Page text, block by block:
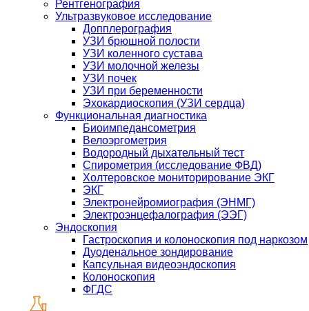
Рентгенография
Ультразвуковое исследование
Допплерография
УЗИ брюшной полости
УЗИ коленного сустава
УЗИ молочной железы
УЗИ почек
УЗИ при беременности
Эхокардиоскопия (УЗИ сердца)
Функциональная диагностика
Биоимпедансометрия
Велоэргометрия
Водородный дыхательный тест
Спирометрия (исследование ФВД)
Холтеровское мониторирование ЭКГ
ЭКГ
Электронейромиография (ЭНМГ)
Электроэнцефалография (ЭЭГ)
Эндоскопия
Гастроскопия и колоноскопия под наркозом
Дуоденальное зондирование
Капсульная видеоэндоскопия
Колоноскопия
ФГДС